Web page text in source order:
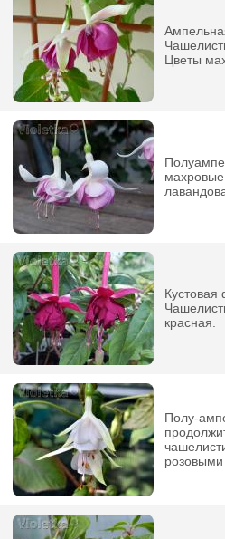
Цветы
красная.
Полу-